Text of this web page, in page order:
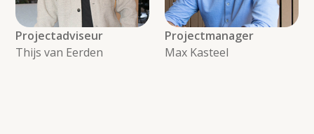
Projectmanager
Max Kasteel
Projectadviseur
Thijs van Eerden